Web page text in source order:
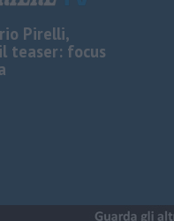
Pirelli,
teaser: focus